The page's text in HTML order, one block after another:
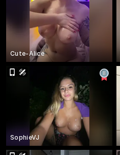
Cute-Alice
SophieVJ